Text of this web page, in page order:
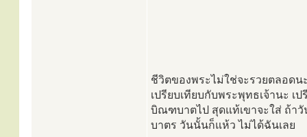
ชีวิตของพระไม่ใช่จะรวยตลอด
เปรียบเทียบกับพระพุทธเจ้านะ เ
บิณฑบาตไป สุดแท้เขาจะใส่ ถ้าวั
บาตร วันนั้นก็แห้ว ไม่ได้ฉันเลย